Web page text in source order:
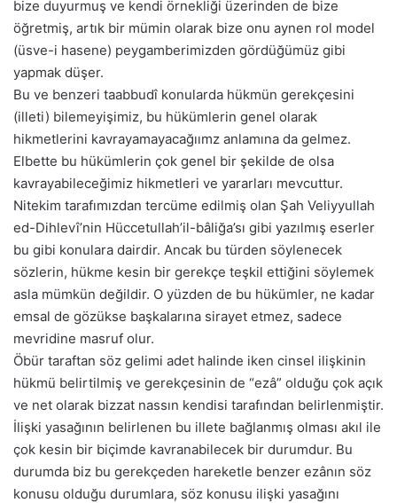
bize duyurmuş ve kendi örnekliği üzerinden de bize
öğretmiş, artık bir mümin olarak bize onu aynen rol model
(üsve-i hasene) peygamberimizden gördüğümüz gibi
yapmak düşer.
Bu ve benzeri taabbudî konularda hükmün gerekçesini
(illeti) bilemeyişimiz, bu hükümlerin genel olarak
hikmetlerini kavrayamayacağıımz anlamına da gelmez.
Elbette bu hükümlerin çok genel bir şekilde de olsa
kavrayabileceğimiz hikmetleri ve yararları mevcuttur.
Nitekim tarafımızdan tercüme edilmiş olan Şah Veliyyullah
ed-Dihlevî’nin Hüccetullah’il-bâliğa’sı gibi yazılmış eserler
bu gibi konulara dairdir. Ancak bu türden söylenecek
sözlerin, hükme kesin bir gerekçe teşkil ettiğini söylemek
asla mümkün değildir. O yüzden de bu hükümler, ne kadar
emsal de gözükse başkalarına sirayet etmez, sadece
mevridine masruf olur.
Öbür taraftan söz gelimi adet halinde iken cinsel ilişkinin
hükmü belirtilmiş ve gerekçesinin de “ezâ” olduğu çok açık
ve net olarak bizzat nassın kendisi tarafından belirlenmiştir.
İlişki yasağının belirlenen bu illete bağlanmış olması akıl ile
çok kesin bir biçimde kavranabilecek bir durumdur. Bu
durumda biz bu gerekçeden hareketle benzer ezânın söz
konusu olduğu durumlara, söz konusu ilişki yasağını